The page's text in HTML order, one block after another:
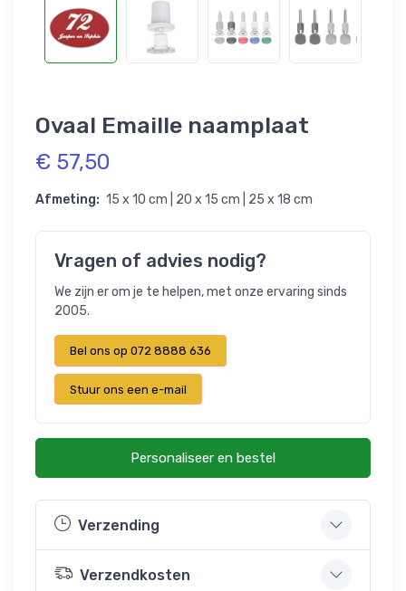
Ovaal Emaille naamplaat
€ 57,50
Afmeting: 15 x 10 cm | 20 x 15 cm | 25 x 18 cm
Vragen of advies nodig?
We zijn er om je te helpen, met onze ervaring sinds
2005.
Bel ons op 072 8888 636
Stuur ons een e-mail
Personaliseer en bestel
Verzending
Verzendkosten